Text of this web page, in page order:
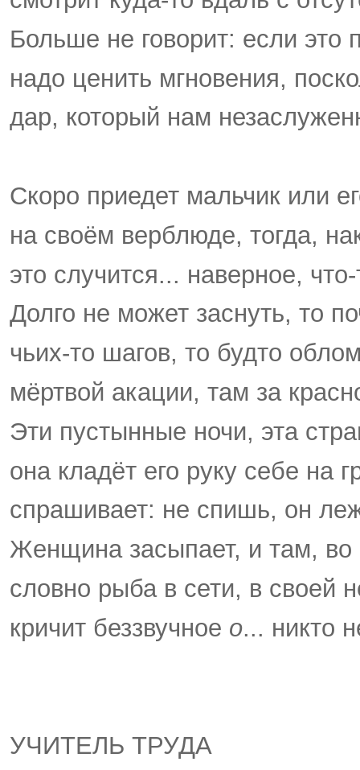
Больше не говорит: если это
надо ценить мгновения,
дар, который нам
Скоро приедет мальчик или
на своём верблюде, тогда,
это случится... наверное,
Долго не может заснуть, то
чьих-то шагов, то будто
мёртвой акации, там за
Эти пустынные ночи, эта
она кладёт его руку себе на
спрашивает: не спишь, он
Женщина засыпает, и там, во
словно рыба в сети, в своей
кричит беззвучное о... никто
УЧИТЕЛЬ ТРУДА